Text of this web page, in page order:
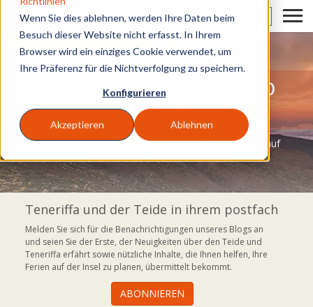
Wenn Sie dies ablehnen, werden Ihre Daten beim
Besuch dieser Website nicht erfasst. In Ihrem
Browser wird ein einziges Cookie verwendet, um
Ihre Präferenz für die Nichtverfolgung zu speichern.
Konfigurieren
Akzeptieren Ablehnen
Der blog von Volcano
Teide
Der Blog auf dem Sie entdecken können, was man auf
Teneriffa alles unternehmen kann.
Teneriffa und der Teide in ihrem postfach
Melden Sie sich für die Benachrichtigungen unseres Blogs an
und seien Sie der Erste, der Neuigkeiten über den Teide und
Teneriffa erfährt sowie nützliche Inhalte, die Ihnen helfen, Ihre
Ferien auf der Insel zu planen, übermittelt bekommt.